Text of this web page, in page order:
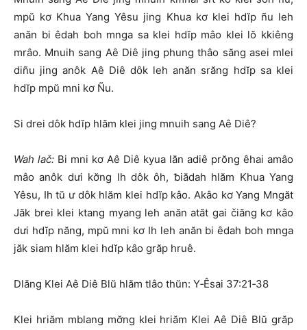
mpŭ kơ Khua Yang Yêsu jing Khua kơ klei hdĭp ñu leh
anăn bi êdah boh mnga sa klei hdĭp mâo klei lŏ kkiêng
mrâo. Mnuih sang Aê Diê jing phung thâo săng asei mlei
diñu jing anôk Aê Diê dôk leh anăn srăng hdĭp sa klei
hdĭp mpŭ mni kơ Ñu.
Si drei dôk hdĭp hlăm klei jing mnuih sang Aê Diê?
Wah lač: Bi mni kơ Aê Diê kyua lăn adiê prŏng êhai amâo
mâo anôk dưi kơ̆ng Ih dôk ôh, ƀiădah hlăm Khua Yang
Yêsu, Ih tŭ ư dôk hlăm klei hdĭp kâo. Akâo kơ Yang Mngăt
Jăk brei klei ktang myang leh anăn atăt gai čiăng kơ kâo
dưi hdĭp năng, mpŭ mni kơ Ih leh anăn bi êdah boh mnga
jăk siam hlăm klei hdĭp kâo grăp hruê.
Dlăng Klei Aê Diê Blŭ hlăm tlâo thŭn: Y‑Êsai 37:21‑38
Klei hriăm mblang mơ̆ng klei hriăm Klei Aê Diê Blŭ grăp